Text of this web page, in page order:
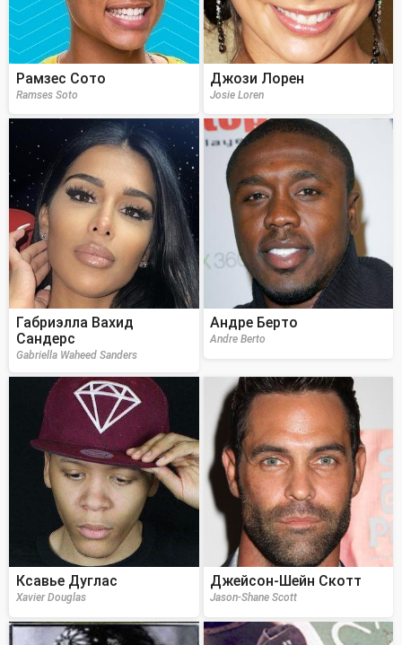
Рамзес Сото
Ramses Soto
Джози Лорен
Josie Loren
Габриэлла Вахид
Сандерс
Gabriella Waheed Sanders
Андре Берто
Andre Berto
Ксавье Дуглас
Xavier Douglas
Джейсон-Шейн Скотт
Jason-Shane Scott